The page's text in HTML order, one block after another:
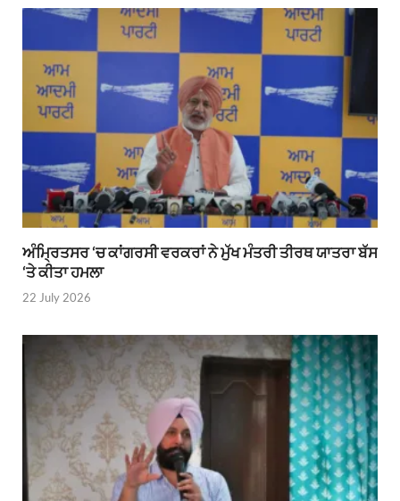
ਅੰਮ੍ਰਿਤਸਰ ‘ਚ ਕਾਂਗਰਸੀ ਵਰਕਰਾਂ ਨੇ ਮੁੱਖ ਮੰਤਰੀ ਤੀਰਥ ਯਾਤਰਾ ਬੱਸ
‘ਤੇ ਕੀਤਾ ਹਮਲਾ
22 July 2026